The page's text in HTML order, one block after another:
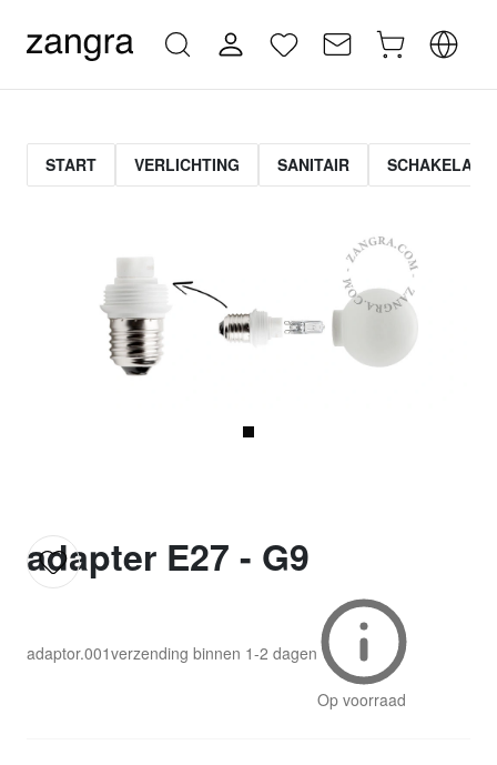
START VERLICHTING SANITAIR
adapter E27 - G9
adaptor.001verzending binnen 1-2 dagen
Op voorraad